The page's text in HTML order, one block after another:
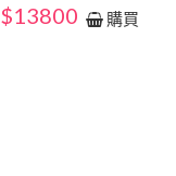
$13800 購買